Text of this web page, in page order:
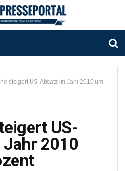
steigert US-Absatz im Jahr 2010 um
US-
2010